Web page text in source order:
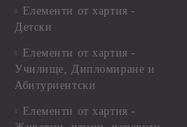
Елементи от хартия -
Детски
Елементи от хартия -
Училище, Дипломиране и
Абитуриентски
Елементи от хартия -